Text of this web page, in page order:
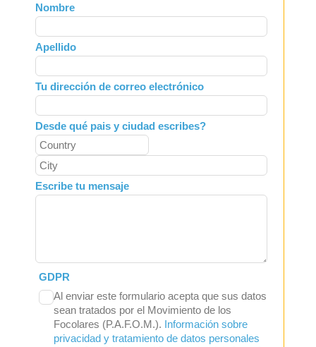
Leave
this
field
blank
Nombre
Apellido
Tu dirección de correo electrónico
Desde qué pais y ciudad escribes?
Escribe tu mensaje
GDPR
Al enviar este formulario acepta que sus datos
sean tratados por el Movimiento de los
Focolares (P.A.F.O.M.). Información sobre
privacidad y tratamiento de datos personales